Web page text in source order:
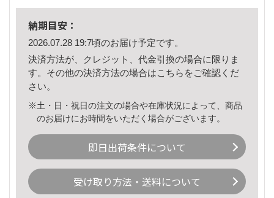
納期目安：
2026.07.28 19:7頃のお届け予定です。
決済方法が、クレジット、代金引換の場合に限りま
す。その他の決済方法の場合はこちら をご確認くだ
さい。
※土・日・祝日の注文の場合や在庫状況によって、商品
のお届けにお時間をいただく場合がございます。
即日出荷条件について
受け取り方法・送料について